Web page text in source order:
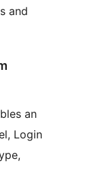
and
an
Login